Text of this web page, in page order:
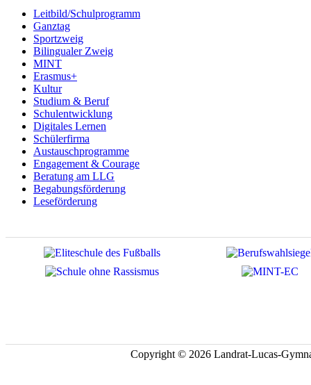
Leitbild/Schulprogramm
Ganztag
Sportzweig
Bilingualer Zweig
MINT
Erasmus+
Kultur
Studium & Beruf
Schulentwicklung
Digitales Lernen
Schülerfirma
Austauschprogramme
Engagement & Courage
Beratung am LLG
Begabungsförderung
Leseförderung
Copyright © 2026 Landrat-Lucas-